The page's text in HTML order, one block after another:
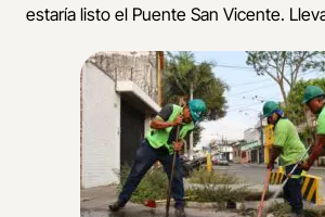
estaría listo el Puente San Vicente.